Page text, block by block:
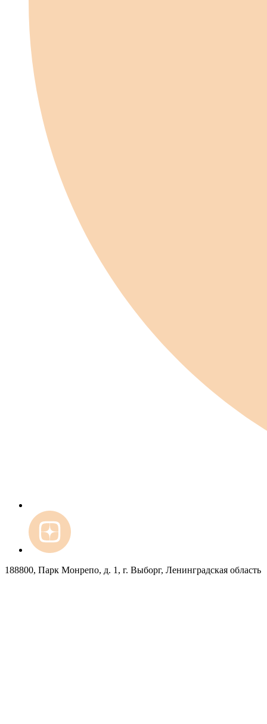
188800, Парк Монрепо, д. 1, г. Выборг, Ленинградская область